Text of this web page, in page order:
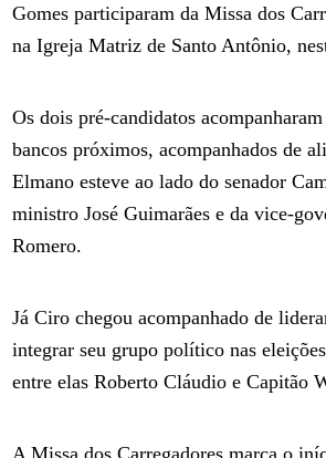
Gomes participaram da Missa dos
na Igreja Matriz de Santo Antônio,
Os dois pré-candidatos
bancos próximos, acompanhados de
Elmano esteve ao lado do senador
ministro José Guimarães e da vice-
Romero.
Já Ciro chegou acompanhado de
integrar seu grupo político nas
entre elas Roberto Cláudio e Capitão
A Missa dos Carregadores marca o